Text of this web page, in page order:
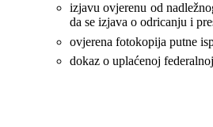
izjavu ovjerenu od
da se izjava o odricanju i
ovjerena fotokopija putne
dokaz o uplaćenoj